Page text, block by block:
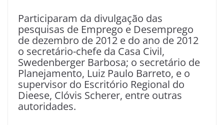
Participaram da divulgação das
pesquisas de Emprego e Desemprego
de dezembro de 2012 e do ano de 2012
o secretário-chefe da Casa Civil,
Swedenberger Barbosa; o secretário de
Planejamento, Luiz Paulo Barreto, e o
supervisor do Escritório Regional do
Dieese, Clóvis Scherer, entre outras
autoridades.